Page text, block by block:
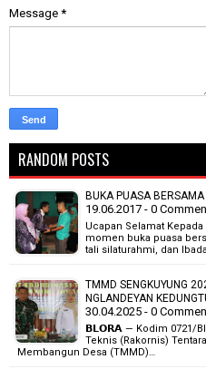
Message *
RANDOM POSTS
BUKA PUASA
19.06.2017 - 0
Ucapan Selamat
momen buka puasa
tali silaturahmi, dan
TMMD SENGKUYUNG
NGLANDEYAN
30.04.2025 - 0
𝗕𝗟𝗢𝗥𝗔 — Kodim 0721/
Teknis (Rakornis)
Membangun Desa (TMMD)…